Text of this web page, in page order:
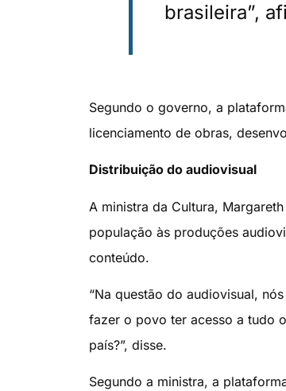
brasileira”,
Segundo o governo, a
licenciamento de obras,
Distribuição do audiovisual
A ministra da Cultura,
população às produções
conteúdo.
“Na questão do audiovisual,
fazer o povo ter acesso a tudo
país?”, disse.
Segundo a ministra, a